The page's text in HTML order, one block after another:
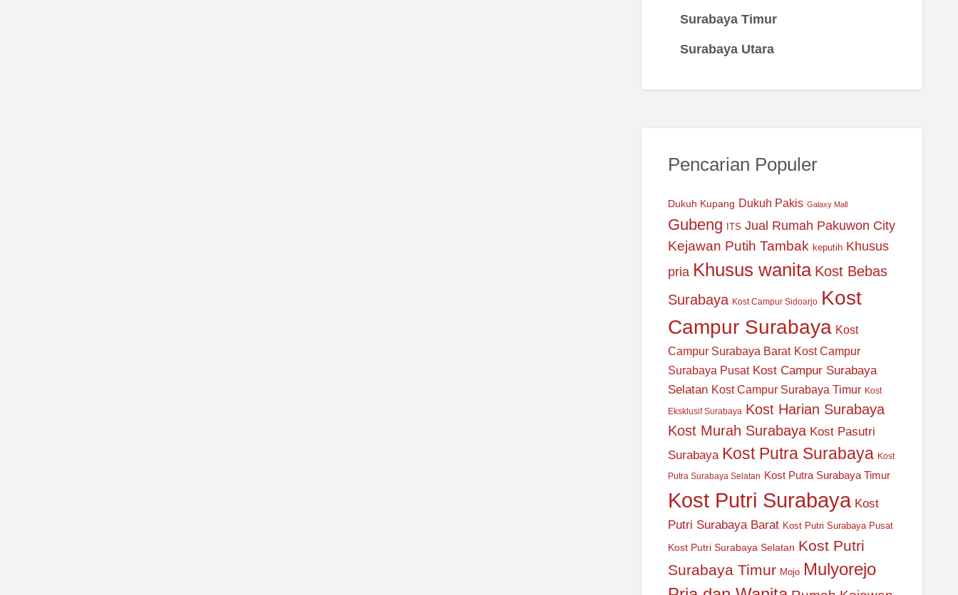
Surabaya Timur
Surabaya Utara
Pencarian Populer
Dukuh Kupang Dukuh Pakis Galaxy Mall
Gubeng ITS Jual Rumah Pakuwon City
Kejawan Putih Tambak keputih Khusus
pria Khusus wanita Kost Bebas
Surabaya Kost Campur Sidoarjo Kost
Campur Surabaya Kost
Campur Surabaya Barat Kost Campur
Surabaya Pusat Kost Campur Surabaya
Selatan Kost Campur Surabaya Timur Kost
Eksklusif Surabaya Kost Harian Surabaya
Kost Murah Surabaya Kost Pasutri
Surabaya Kost Putra Surabaya Kost
Putra Surabaya Selatan Kost Putra Surabaya Timur
Kost Putri Surabaya Kost
Putri Surabaya Barat Kost Putri Surabaya Pusat
Kost Putri Surabaya Selatan Kost Putri
Surabaya Timur Mojo Mulyorejo